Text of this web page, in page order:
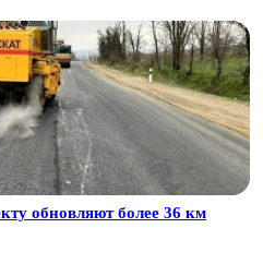
обновляют более 36 км